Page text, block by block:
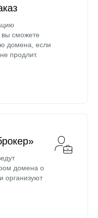
сможете
домена, если
продлит.
домена о
организуют